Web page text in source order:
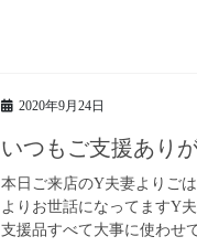
2020年9月24日
いつもご支援あり
本日ご来店のY夫妻よりご
よりお世話になってますY
支援品すべて大事に使わせ